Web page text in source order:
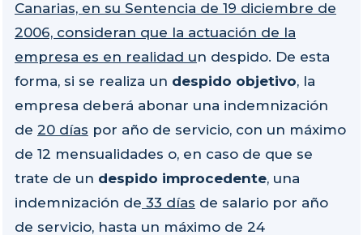
Canarias, en su Sentencia de 19 diciembre de
2006, consideran que la actuación de la
empresa es en realidad un despido. De esta
forma, si se realiza un despido objetivo, la
empresa deberá abonar una indemnización
de 20 días por año de servicio, con un máximo
de 12 mensualidades o, en caso de que se
trate de un despido improcedente, una
indemnización de 33 días de salario por año
de servicio, hasta un máximo de 24